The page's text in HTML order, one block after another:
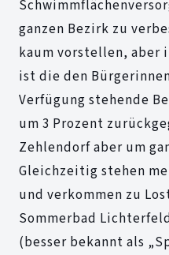
ganzen Bezirk zu
kaum vorstellen, aber
ist die den
Verfügung stehende
um 3 Prozent
Zehlendorf aber um
Gleichzeitig stehen
und verkommen zu
Sommerbad
(besser bekannt als